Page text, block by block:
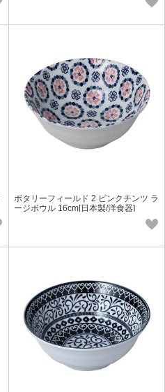
ポタリーフィールド 2 ピンクチンツ ラ
ージボウル 16cm[日本製/洋食器]